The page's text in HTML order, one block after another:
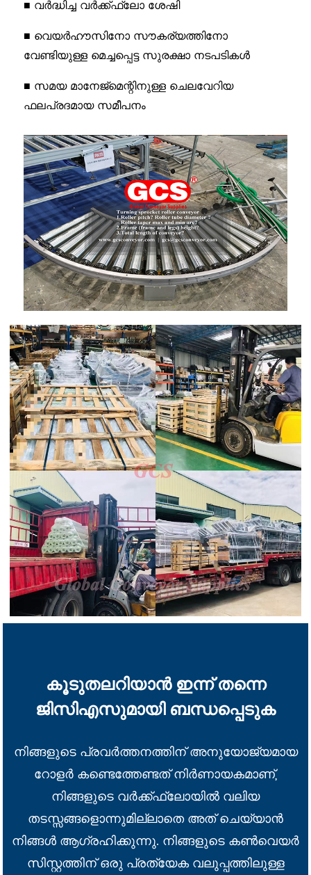
■ വർദ്ധിച്ച വർക്ക്ഫ്ലോ ശേഷി
■ വെയർഹൗസിനോ സൗകര്യത്തിനോ
വേണ്ടിയുള്ള മെച്ചപ്പെട്ട സുരക്ഷാ നടപടികൾ
■ സമയ മാനേജ്മെന്റിനുള്ള ചെലവേറിയ
ഫലപ്രദമായ സമീപനം
കൂടുതലറിയാൻ ഇന്ന് തന്നെ
ജിസിഎസുമായി ബന്ധപ്പെടുക
നിങ്ങളുടെ പ്രവർത്തനത്തിന് അനുയോജ്യമായ
റോളർ കണ്ടെത്തേണ്ടത് നിർണായകമാണ്,
നിങ്ങളുടെ വർക്ക്ഫ്ലോയിൽ വലിയ
തടസ്സങ്ങളൊന്നുമില്ലാതെ അത് ചെയ്യാൻ
നിങ്ങൾ ആഗ്രഹിക്കുന്നു. നിങ്ങളുടെ കൺവെയർ
സിസ്റ്റത്തിന് ഒരു പ്രത്യേക വലുപ്പത്തിലുള്ള